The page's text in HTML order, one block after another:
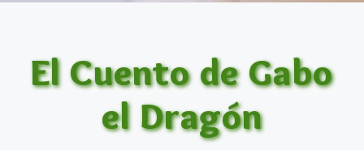
El Cuento de Gabo
el Dragón